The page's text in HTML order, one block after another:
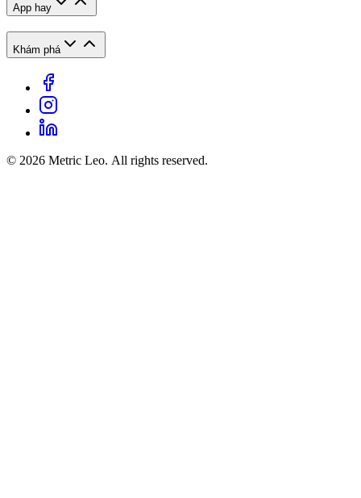
App hay
Khám phá
© 2026 Metric Leo. All rights reserved.